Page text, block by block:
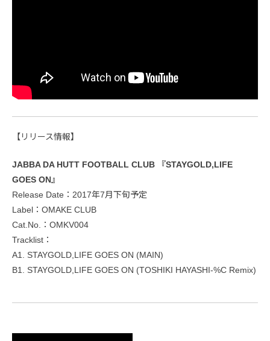
【リリース情報】
JABBA DA HUTT FOOTBALL CLUB 『STAYGOLD,LIFE
GOES ON』
Release Date：2017年7月下旬予定
Label：OMAKE CLUB
Cat.No.：OMKV004
Tracklist：
A1. STAYGOLD,LIFE GOES ON (MAIN)
B1. STAYGOLD,LIFE GOES ON (TOSHIKI HAYASHI-%C Remix)